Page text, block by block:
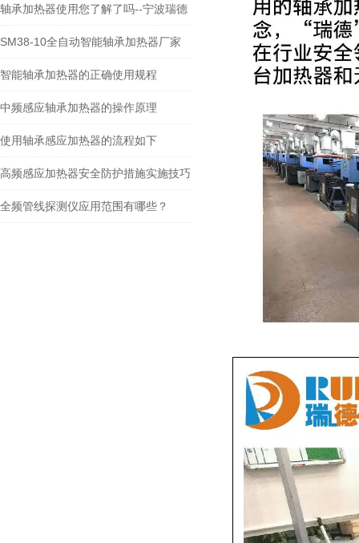
轴承加热器使用您了解了吗--宁波瑞德
SM38-10全自动智能轴承加热器厂家
智能轴承加热器的正确使用规程
中频感应轴承加热器的操作原理
使用轴承感应加热器的流程如下
高频感应加热器安全防护措施实施技巧
全频管线探测仪应用范围有哪些？